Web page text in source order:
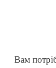
Вам